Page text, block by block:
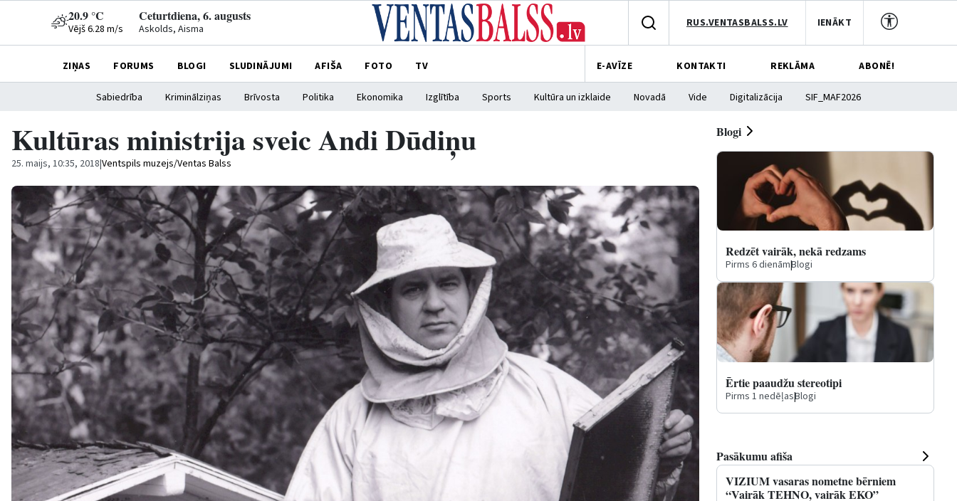
20.9 °C
Vējš 6.28 m/s
Ceturtdiena, 6. augusts
Askolds, Aisma RUS.VENTASBALSS.LV IENĀKT
ZIŅAS FORUMS BLOGI SLUDINĀJUMI AFIŠA FOTO TV E-AVĪZE KONTAKTI REKLĀMA ABONĒ!
Sabiedrība Kriminālziņas Brīvosta Politika Ekonomika Izglītība Sports Kultūra un izklaide Novadā Vide Digitalizācija SIF_MAF2026
Kultūras ministrija sveic Andi Dūdiņu
25. maijs, 10:35, 2018|Ventspils muzejs/Ventas Balss
Blogi
Redzēt vairāk, nekā redzams
Pirms 6 dienām|Blogi
Ērtie paaudžu stereotipi
Pirms 1 nedēļas|Blogi
Pasākumu afiša
VIZIUM vasaras nometne bērniem
“Vairāk TEHNO, vairāk EKO”